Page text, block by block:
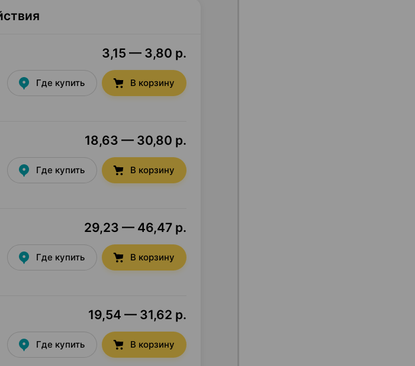
3,15 — 3,80 р.
Где купить В корзину
18,63 — 30,80 р.
Где купить В корзину
29,23 — 46,47 р.
Где купить В корзину
19,54 — 31,62 р.
Где купить В корзину